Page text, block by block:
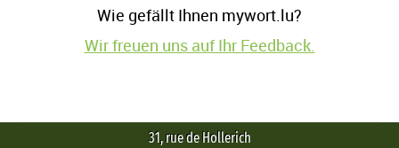
Wie gefällt Ihnen mywort.lu?
Wir freuen uns auf Ihr Feedback.
31, rue de Hollerich